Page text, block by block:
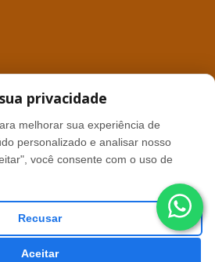
- CNPJ: 07.682.215/0001-89 ©
reservados. 2026
privacidade
melhorar sua experiência de
personalizado e analisar nosso
você consente com o uso de
Recusar
Aceitar